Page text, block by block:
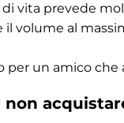
vita prevede
il volume al
per un amico